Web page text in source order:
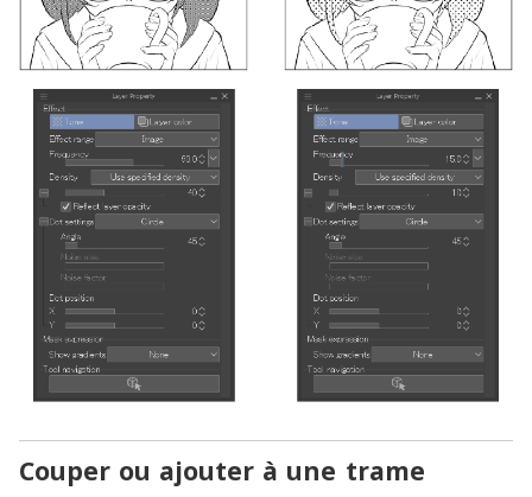
Couper ou ajouter à une trame